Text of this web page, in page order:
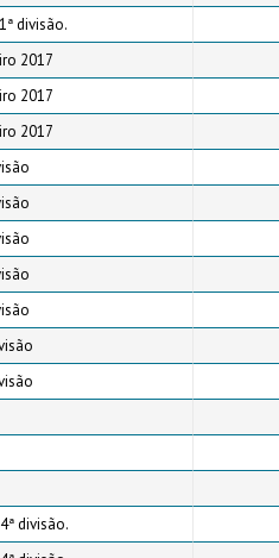
divisão.
2017
2017
2017
divisão.